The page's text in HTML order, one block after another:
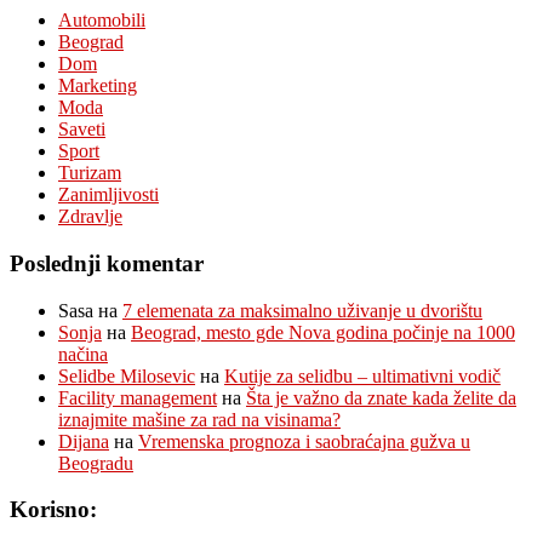
Automobili
Beograd
Dom
Marketing
Moda
Saveti
Sport
Turizam
Zanimljivosti
Zdravlje
Poslednji komentar
Sasa на 7 elemenata za maksimalno uživanje u dvorištu
Sonja на Beograd, mesto gde Nova godina počinje na 1000
načina
Selidbe Milosevic на Kutije za selidbu – ultimativni vodič
Facility management на Šta je važno da znate kada želite da
iznajmite mašine za rad na visinama?
Dijana на Vremenska prognoza i saobraćajna gužva u
Beogradu
Korisno: